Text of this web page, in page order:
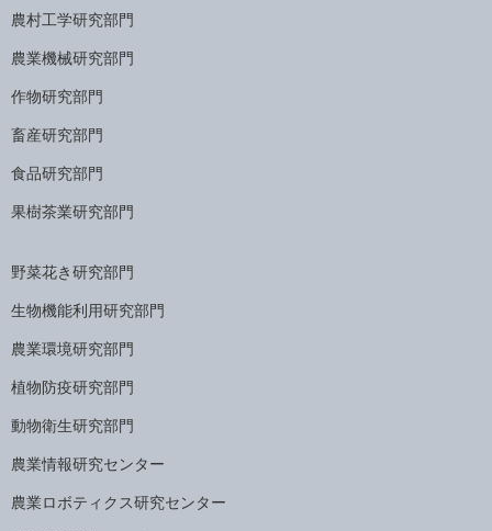
農村工学研究部門
農業機械研究部門
作物研究部門
畜産研究部門
食品研究部門
果樹茶業研究部門
野菜花き研究部門
生物機能利用研究部門
農業環境研究部門
植物防疫研究部門
動物衛生研究部門
農業情報研究センター
農業ロボティクス研究センター